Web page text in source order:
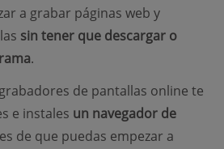
a grabar páginas web y
sin tener que descargar o
.
de pantallas online te
e instales un navegador de
de que puedas empezar a